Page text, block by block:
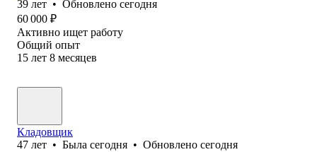
39 лет • Обновлено сегодня
60 000 ₽
Активно ищет работу
Общий опыт
15 лет 8 месяцев
Кладовщик
47 лет • Была сегодня • Обновлено сегодня